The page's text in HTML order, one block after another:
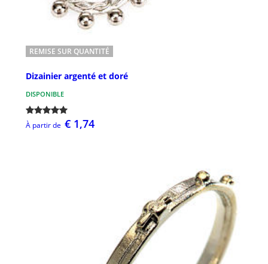
REMISE SUR QUANTITÉ
Dizainier argenté et doré
DISPONIBLE
À partir de € 1,74